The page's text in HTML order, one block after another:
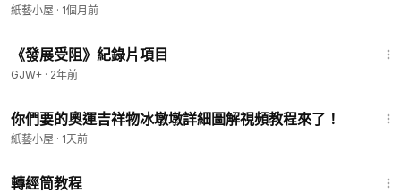
紙藝小屋 · 1個月前
《發展受阻》紀錄片項目
GJW+ · 2年前
你們要的奧運吉祥物冰墩墩詳細圖解視頻教程來了！
紙藝小屋 · 1天前
轉經筒教程